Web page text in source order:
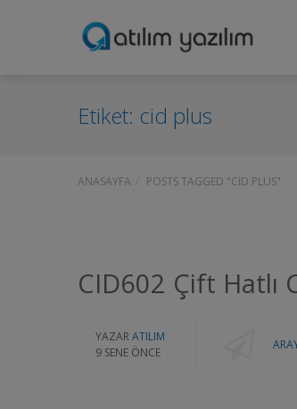
Etiket: cid plus
ANASAYFA POSTS TAGGED "CID PLUS"
CID602 Çift Hatlı
YAZAR ATILIM
9 SENE ÖNCE